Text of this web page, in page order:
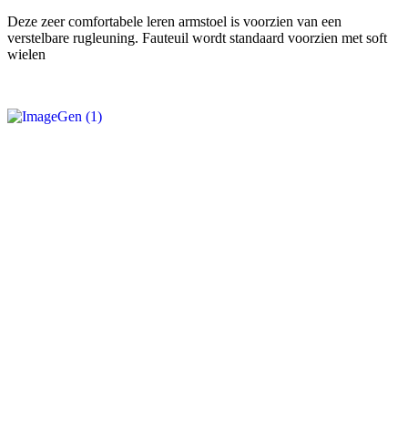
Deze zeer comfortabele leren armstoel is voorzien van een
verstelbare rugleuning. Fauteuil wordt standaard voorzien met soft
wielen